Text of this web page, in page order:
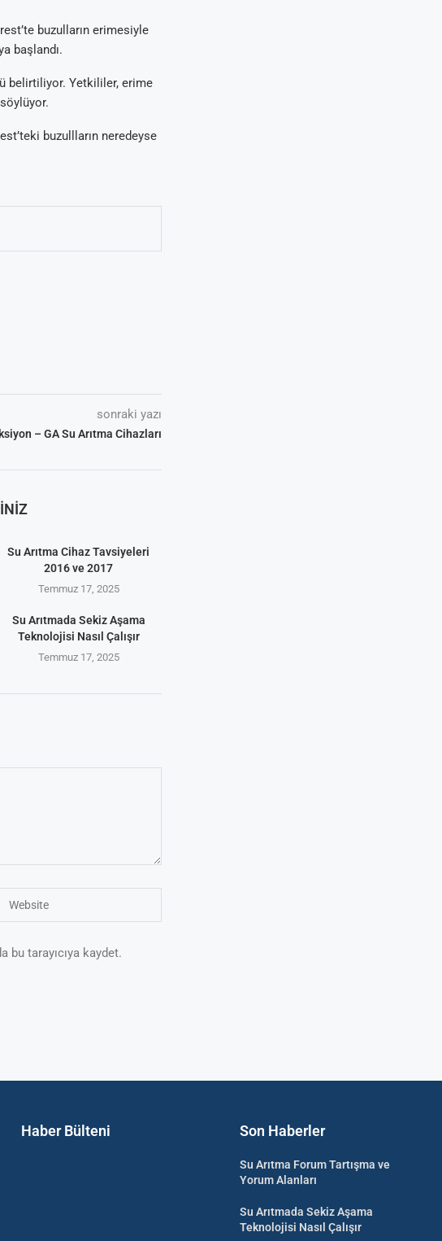
buzulların erimesiyle
başlandı.
belirtiliyor. Yetkililer, erime
buzullların neredeyse
sonraki yazı
– GA Su Arıtma Cihazları
Su Arıtma Cihaz Tavsiyeleri
2016 ve 2017
Temmuz 17, 2025
Su Arıtmada Sekiz Aşama
Teknolojisi Nasıl Çalışır
Temmuz 17, 2025
bu tarayıcıya kaydet.
Haber Bülteni Son Haberler
Su Arıtma Forum Tartışma ve
Yorum Alanları
Su Arıtmada Sekiz Aşama
Teknolojisi Nasıl Çalışır